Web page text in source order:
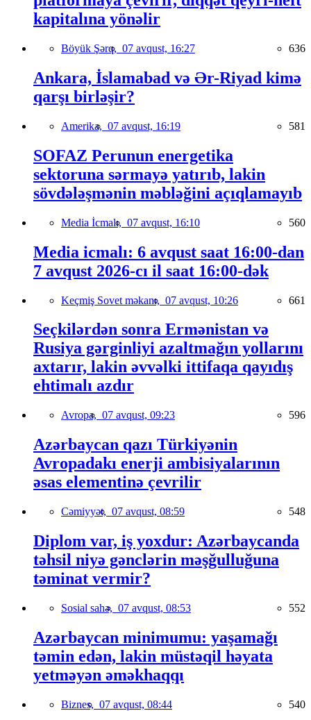
kapitalına yönəlir
Böyük Şərq, 07 avqust, 16:27 636
Ankara, İslamabad və Ər-Riyad kimə
qarşı birləşir?
Amerika, 07 avqust, 16:19 581
SOFAZ Perunun energetika
sektoruna sərmayə yatırıb, lakin
sövdələşmənin məbləğini açıqlamayıb
Media İcmalı, 07 avqust, 16:10 560
Media icmalı: 6 avqust saat 16:00-dan
7 avqust 2026-cı il saat 16:00-dək
Keçmiş Sovet məkanı, 07 avqust, 10:26 661
Seçkilərdən sonra Ermənistan və
Rusiya gərginliyi azaltmağın yollarını
axtarır, lakin əvvəlki ittifaqa qayıdış
ehtimalı azdır
Avropa, 07 avqust, 09:23 596
Azərbaycan qazı Türkiyənin
Avropadakı enerji ambisiyalarının
əsas elementinə çevrilir
Cəmiyyət, 07 avqust, 08:59 548
Diplom var, iş yoxdur: Azərbaycanda
təhsil niyə gənclərin məşğulluğuna
təminat vermir?
Sosial sahə, 07 avqust, 08:53 552
Azərbaycan minimumu: yaşamağı
təmin edən, lakin müstəqil həyata
yetməyən əməkhaqqı
Biznes, 07 avqust, 08:44 540